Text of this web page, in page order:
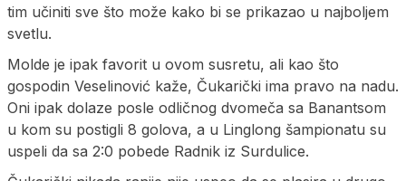
tim učiniti sve što može kako bi se prikazao u najboljem
svetlu.
Molde je ipak favorit u ovom susretu, ali kao što
gospodin Veselinović kaže, Čukarički ima pravo na nadu.
Oni ipak dolaze posle odličnog dvomeča sa Banantsom
u kom su postigli 8 golova, a u Linglong šampionatu su
uspeli da sa 2:0 pobede Radnik iz Surdulice.